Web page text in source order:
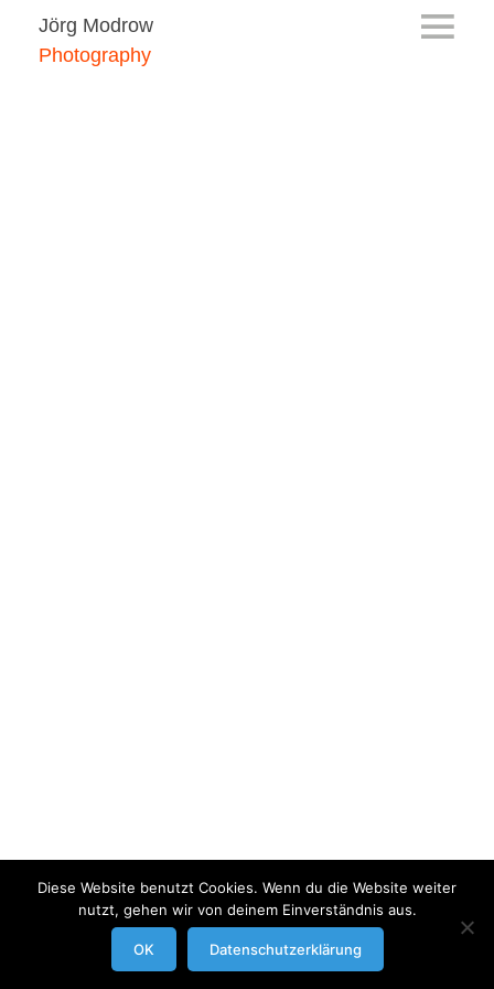
Jörg Modrow
Photography
modrowgrafie.de © 2023 | Impressum/Datenschutzerklaerung
Businessportraits
Diese Website benutzt Cookies. Wenn du die Website weiter
nutzt, gehen wir von deinem Einverständnis aus.
OK Datenschutzerklärung